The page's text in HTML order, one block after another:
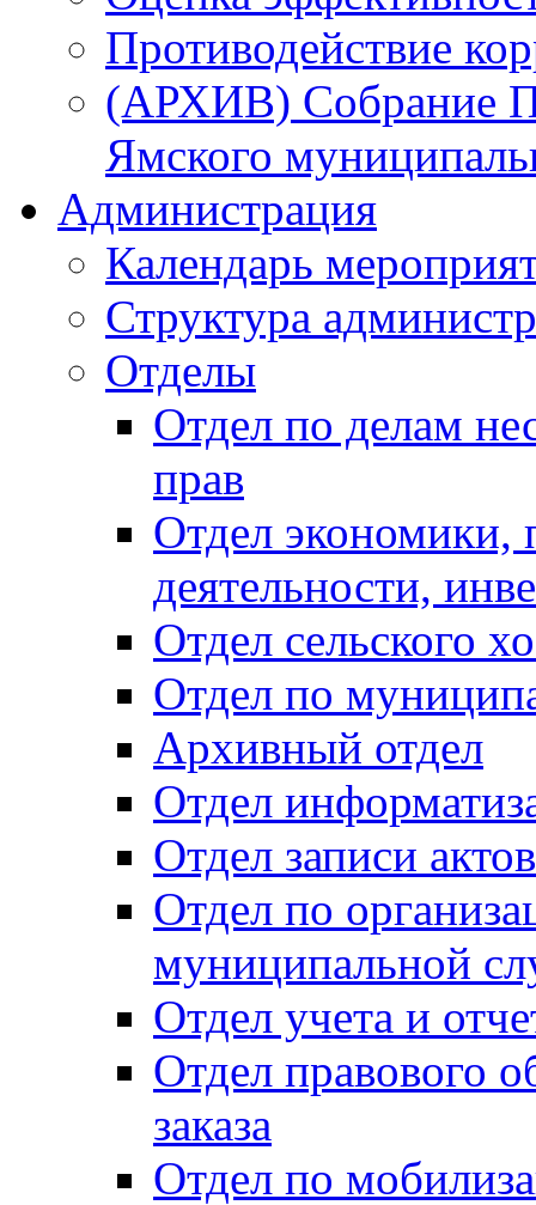
Противодействие
(АРХИВ) Собрание
Ямского
Администрация
Календарь
Структура
Отделы
Отдел по делам
прав
Отдел экономики,
деятельности,
Отдел сельского
Отдел по
Архивный отдел
Отдел
Отдел записи
Отдел по
муниципальной
Отдел учета и
Отдел правового
заказа
Отдел по